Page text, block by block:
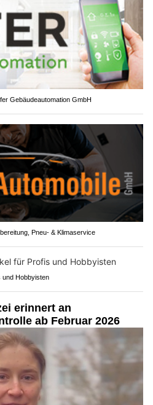
Gebäudeautomation GmbH
Pneu- & Klimaservice
und Hobbyisten
erinnert an
ab Februar 2026